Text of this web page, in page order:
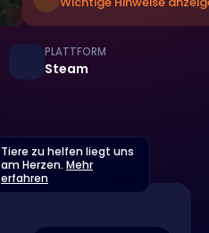
PLATTFORM
Steam
Tiere zu helfen liegt uns
am Herzen. Mehr
erfahren